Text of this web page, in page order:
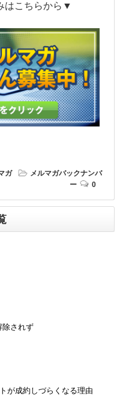
はこちらから▼
ガ
メルマガバックナンバ
ー
0
除されず
が成約しづらくなる理由